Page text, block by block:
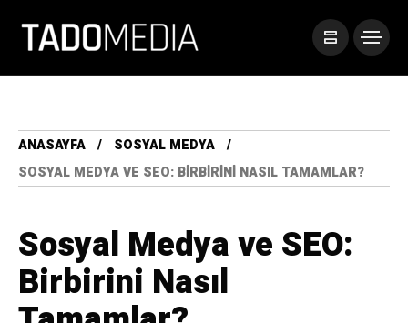
ANASAYFA
SOSYAL MEDYA
SOSYAL MEDYA VE SEO: BIRBIRINI NASIL TAMAMLAR?
Sosyal Medya ve SEO:
Birbirini Nasıl